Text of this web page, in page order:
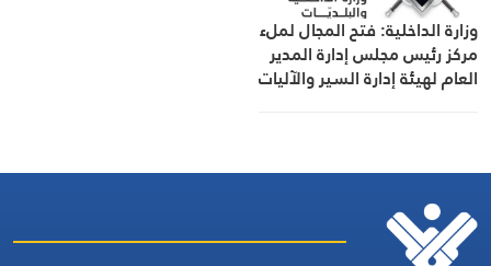
وزارة الداخلية: فتح المجال لملء
مركز رئيس مجلس إدارة المدير
العام لهيئة إدارة السير والآليات